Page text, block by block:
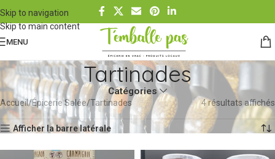
Skip to navigation
Skip to main content
MENU
Tartinades
Catégories
Accueil Épicerie Salée Tartinades 4 résultats affichés
Afficher la barre latérale